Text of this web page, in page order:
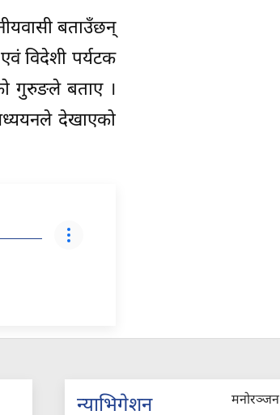
बताउँछन्
विदेशी पर्यटक
गुरुङले बताए ।
देखाएको
न्याभिगेशन मनोरञ्जन